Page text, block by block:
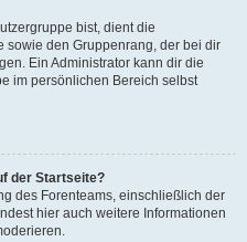
bist, dient die
sowie den Gruppenrang, der bei dir
Ein Administrator kann dir die
im persönlichen Bereich selbst
der Startseite?
des Forenteams, einschließlich der
hier auch weitere Informationen